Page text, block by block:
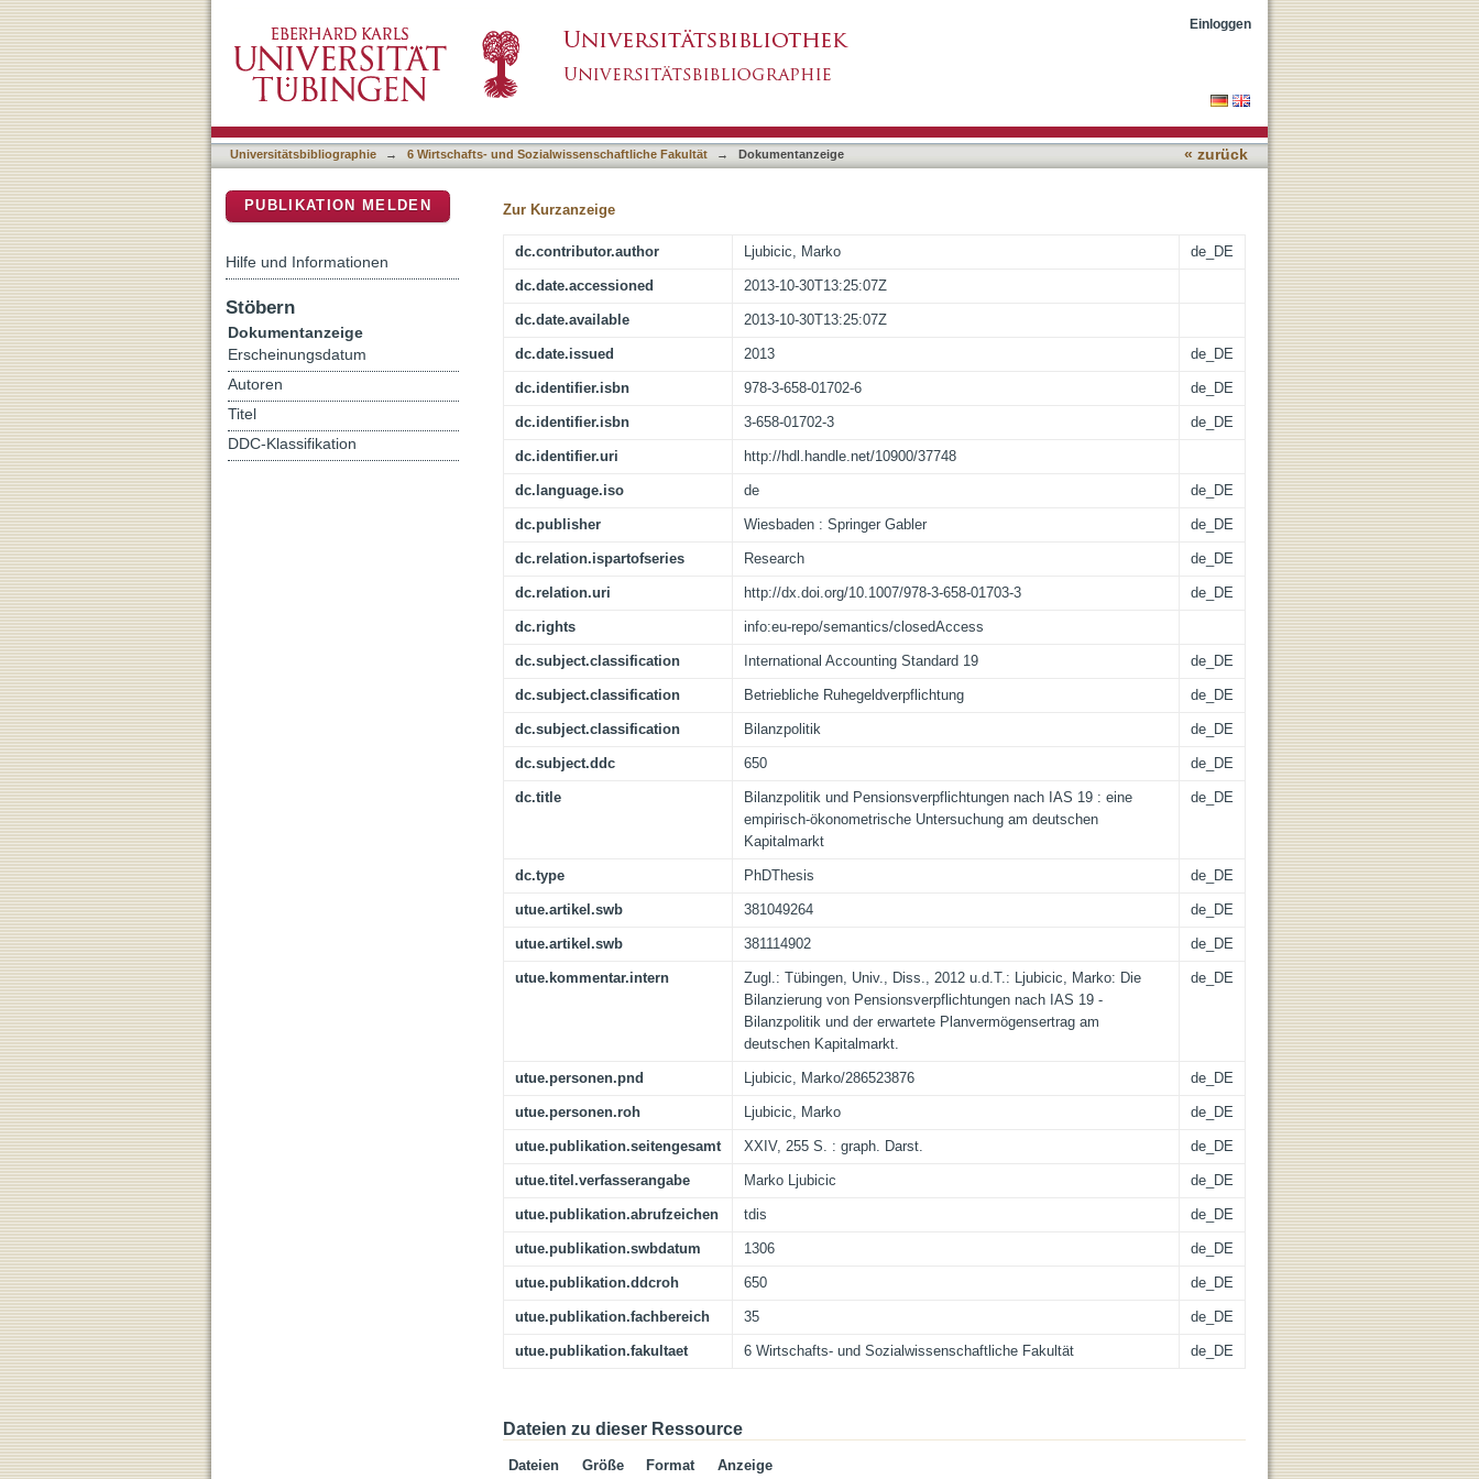
Untersuchung am deutschen Kapitalmarkt
Einloggen
Universitätsbibliographie → 6 Wirtschafts- und Sozialwissenschaftliche Fakultät → Dokumentanzeige « zurück
Zur Kurzanzeige
dc.contributor.author Ljubicic, Marko de_DE
dc.date.accessioned 2013-10-30T13:25:07Z
dc.date.available 2013-10-30T13:25:07Z
dc.date.issued 2013 de_DE
dc.identifier.isbn 978-3-658-01702-6 de_DE
dc.identifier.isbn 3-658-01702-3 de_DE
dc.identifier.uri http://hdl.handle.net/10900/37748
dc.language.iso de de_DE
dc.publisher Wiesbaden : Springer Gabler de_DE
dc.relation.ispartofseries Research de_DE
dc.relation.uri http://dx.doi.org/10.1007/978-3-658-01703-3 de_DE
dc.rights info:eu-repo/semantics/closedAccess
dc.subject.classification International Accounting Standard 19 de_DE
dc.subject.classification Betriebliche Ruhegeldverpflichtung de_DE
dc.subject.classification Bilanzpolitik de_DE
dc.subject.ddc 650 de_DE
dc.title
Bilanzpolitik und Pensionsverpflichtungen nach IAS 19 : eine
empirisch-ökonometrische Untersuchung am deutschen
Kapitalmarkt
de_DE
dc.type PhDThesis de_DE
utue.artikel.swb 381049264 de_DE
utue.artikel.swb 381114902 de_DE
utue.kommentar.intern
Zugl.: Tübingen, Univ., Diss., 2012 u.d.T.: Ljubicic, Marko: Die
Bilanzierung von Pensionsverpflichtungen nach IAS 19 -
Bilanzpolitik und der erwartete Planvermögensertrag am
deutschen Kapitalmarkt.
de_DE
utue.personen.pnd Ljubicic, Marko/286523876 de_DE
utue.personen.roh Ljubicic, Marko de_DE
utue.publikation.seitengesamt XXIV, 255 S. : graph. Darst. de_DE
utue.titel.verfasserangabe Marko Ljubicic de_DE
utue.publikation.abrufzeichen tdis de_DE
utue.publikation.swbdatum 1306 de_DE
utue.publikation.ddcroh 650 de_DE
utue.publikation.fachbereich 35 de_DE
utue.publikation.fakultaet 6 Wirtschafts- und Sozialwissenschaftliche Fakultät de_DE
Dateien zu dieser Ressource
Dateien Größe Format Anzeige
PUBLIKATION MELDEN
Hilfe und Informationen
Stöbern
Dokumentanzeige
Erscheinungsdatum
Autoren
Titel
DDC-Klassifikation